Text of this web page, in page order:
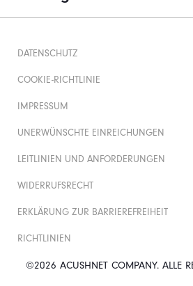
©2026 ACUSHNET COMPANY. ALLE
DATENSCHUTZ
COOKIE-RICHTLINIE
IMPRESSUM
UNERWÜNSCHTE EINREICHUNGEN
LEITLINIEN UND ANFORDERUNGEN
WIDERRUFSRECHT
ERKLÄRUNG ZUR BARRIEREFREIHEIT
RICHTLINIEN